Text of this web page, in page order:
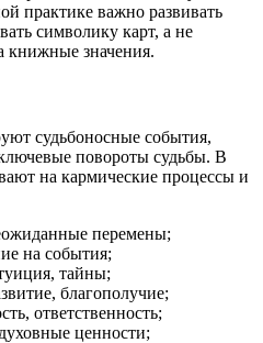
практике важно развивать
символику карт, а не
книжные значения.
судьбоносные события,
повороты судьбы. В
на кармические процессы и
перемены;
на события;
тайны;
благополучие;
ответственность;
ценности;